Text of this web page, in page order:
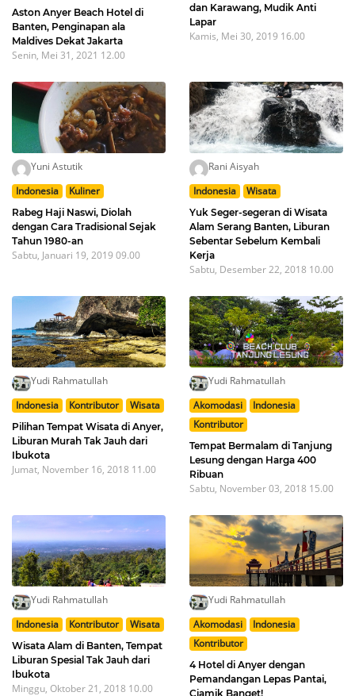
Aston Anyer Beach Hotel di
Banten, Penginapan ala
Maldives Dekat Jakarta
Senin, Mei 31, 2021 12.00
dan Karawang, Mudik Anti
Lapar
Kamis, Mei 30, 2019 16.00
Yuni Astutik
Indonesia
Kuliner
Rabeg Haji Naswi, Diolah
dengan Cara Tradisional Sejak
Tahun 1980-an
Sabtu, Januari 19, 2019 09.00
Rani Aisyah
Indonesia
Wisata
Yuk Seger-segeran di Wisata
Alam Serang Banten, Liburan
Sebentar Sebelum Kembali
Kerja
Sabtu, Desember 22, 2018 10.00
Yudi Rahmatullah
Indonesia
Kontributor Wisata
Pilihan Tempat Wisata di Anyer,
Liburan Murah Tak Jauh dari
Ibukota
Jumat, November 16, 2018 11.00
Yudi Rahmatullah
Akomodasi
Indonesia
Kontributor
Tempat Bermalam di Tanjung
Lesung dengan Harga 400
Ribuan
Sabtu, November 03, 2018 15.00
Yudi Rahmatullah
Indonesia
Kontributor Wisata
Wisata Alam di Banten, Tempat
Liburan Spesial Tak Jauh dari
Ibukota
Minggu, Oktober 21, 2018 10.00
Yudi Rahmatullah
Akomodasi
Indonesia
Kontributor
4 Hotel di Anyer dengan
Pemandangan Lepas Pantai,
Ciamik Banget!